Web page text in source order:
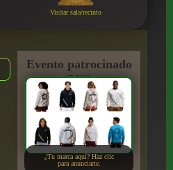
Visitar sala/recinto
Evento patrocinado
por:
¿Tu marca aquí? Haz clic
para anunciarte.